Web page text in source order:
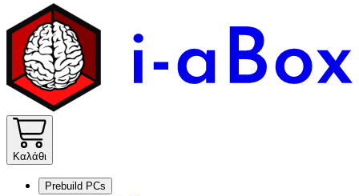
Καλάθι
Prebuild PCs